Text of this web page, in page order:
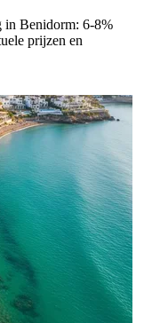
in Benidorm: 6-8%
prijzen en